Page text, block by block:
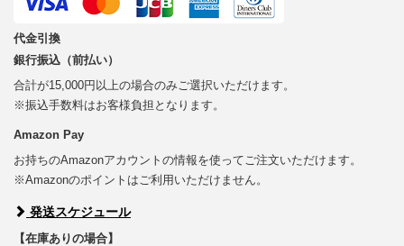
代金引換
銀行振込（前払い）
合計が15,000円以上の場合のみご選択いただけます。
※振込手数料はお客様負担となります。
Amazon Pay
お持ちのAmazonアカウントの情報を使ってご注文いただけます。
※Amazonのポイントはご利用いただけません。
発送スケジュール
【在庫ありの場合】